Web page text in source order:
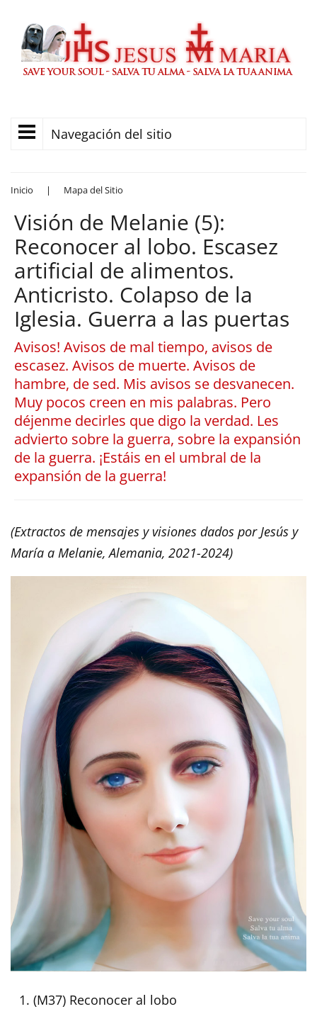
Navegación del sitio
Inicio | Mapa del Sitio
Visión de Melanie (5):
Reconocer al lobo. Escasez
artificial de alimentos.
Anticristo. Colapso de la
Iglesia. Guerra a las puertas
Avisos! Avisos de mal tiempo, avisos de
escasez. Avisos de muerte. Avisos de
hambre, de sed. Mis avisos se desvanecen.
Muy pocos creen en mis palabras. Pero
déjenme decirles que digo la verdad. Les
advierto sobre la guerra, sobre la expansión
de la guerra. ¡Estáis en el umbral de la
expansión de la guerra!
(Extractos de mensajes y visiones dados por Jesús y
María a Melanie, Alemania, 2021-2024)
(M37) Reconocer al lobo